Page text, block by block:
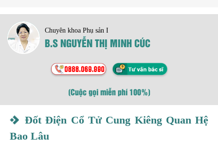
Chuyên khoa Phụ sản I
B.S NGUYỄN THỊ MINH CÚC
(Cuộc gọi miễn phí 100%)
Đốt Điện Cổ Tử Cung Kiêng Quan Hệ
Bao Lâu